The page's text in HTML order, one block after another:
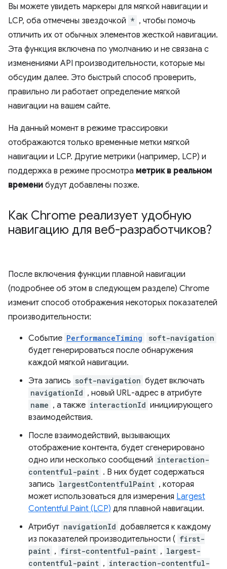
Вы можете увидеть маркеры для мягкой навигации и
LCP, оба отмечены звездочкой * , чтобы помочь
отличить их от обычных элементов жесткой навигации.
Эта функция включена по умолчанию и не связана с
изменениями API производительности, которые мы
обсудим далее. Это быстрый способ проверить,
правильно ли работает определение мягкой
навигации на вашем сайте.
На данный момент в режиме трассировки
отображаются только временные метки мягкой
навигации и LCP. Другие метрики (например, LCP) и
поддержка в режиме просмотра метрик в реальном
времени будут добавлены позже.
Как Chrome реализует удобную
навигацию для веб-разработчиков?
После включения функции плавной навигации
(подробнее об этом в следующем разделе) Chrome
изменит способ отображения некоторых показателей
производительности:
Событие PerformanceTiming soft-navigation
будет генерироваться после обнаружения
каждой мягкой навигации.
Эта запись soft-navigation будет включать
navigationId , новый URL-адрес в атрибуте
name , а также interactionId инициирующего
взаимодействия.
После взаимодействий, вызывающих
отображение контента, будет сгенерировано
одно или несколько сообщений interaction-
contentful-paint . В них будет содержаться
запись largestContentfulPaint , которая
может использоваться для измерения Largest
Contentful Paint (LCP) для плавной навигации.
Атрибут navigationId добавляется к каждому
из показателей производительности ( first-
paint , first-contentful-paint , largest-
contentful-paint , interaction-contentful-